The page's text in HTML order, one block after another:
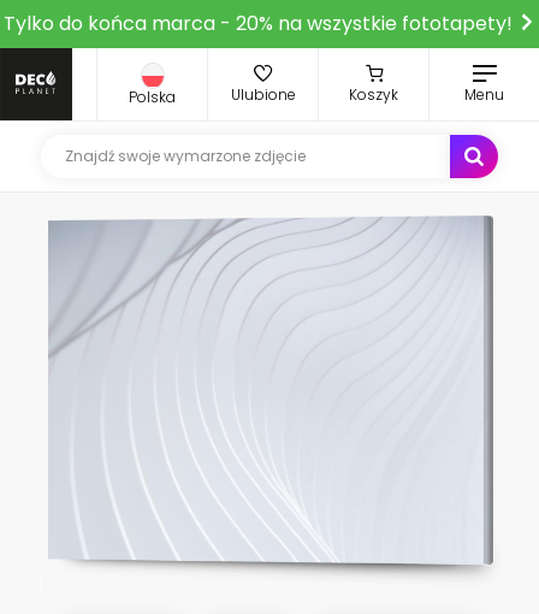
Tylko do końca marca - 20% na wszystkie fototapety!
Polska Ulubione Koszyk Menu